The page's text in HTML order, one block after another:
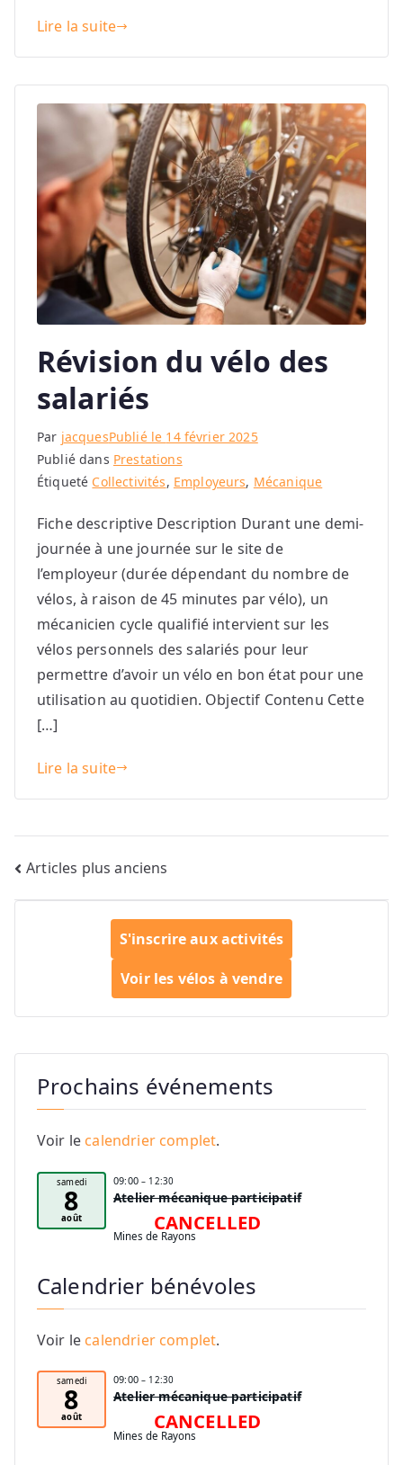
Lire la suite
Révision du vélo des
salariés
Par jacquesPublié le 14 février 2025
Publié dans Prestations
Étiqueté Collectivités, Employeurs, Mécanique
Fiche descriptive Description Durant une demi-
journée à une journée sur le site de
l’employeur (durée dépendant du nombre de
vélos, à raison de 45 minutes par vélo), un
mécanicien cycle qualifié intervient sur les
vélos personnels des salariés pour leur
permettre d’avoir un vélo en bon état pour une
utilisation au quotidien. Objectif Contenu Cette
[…]
Lire la suite
Navigation
des
articles
Articles plus anciens
S'inscrire aux activités
Voir les vélos à vendre
Prochains événements
Voir le calendrier complet.
samedi
8
août
09:00 – 12:30
Atelier mécanique participatif
CANCELLED
Mines de Rayons
Calendrier bénévoles
Voir le calendrier complet.
samedi
8
août
09:00 – 12:30
Atelier mécanique participatif
CANCELLED
Mines de Rayons